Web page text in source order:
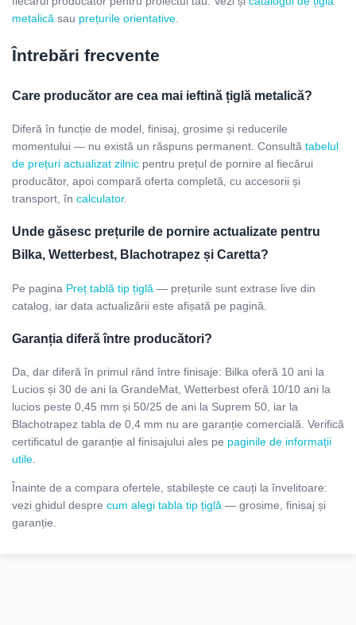
metalică sau prețurile orientative
Întrebări frecvente
Care producător are cea mai ieftină țiglă metalică?
Diferă în funcție de model, finisaj, grosime și reducerile
momentului — nu există un răspuns permanent. Consultă tabelul
de prețuri actualizat zilnic pentru prețul de pornire al fiecărui
producător, apoi compară oferta completă, cu accesorii și
transport, în calculator.
Unde găsesc prețurile de pornire actualizate pentru
Bilka, Wetterbest, Blachotrapez și Caretta?
Pe pagina Preț tablă tip țiglă — prețurile sunt extrase live din
catalog, iar data actualizării este afișată pe pagină.
Garanția diferă între producători?
Da, dar diferă în primul rând între finisaje: Bilka oferă 10 ani la
Lucios și 30 de ani la GrandeMat, Wetterbest oferă 10/10 ani la
lucios peste 0,45 mm și 50/25 de ani la Suprem 50, iar la
Blachotrapez tabla de 0,4 mm nu are garanție comercială. Verifică
certificatul de garanție al finisajului ales pe paginile de informații
utile.
Înainte de a compara ofertele, stabilește ce cauți la învelitoare:
vezi ghidul despre cum alegi tabla tip țiglă — grosime, finisaj și
garanție.